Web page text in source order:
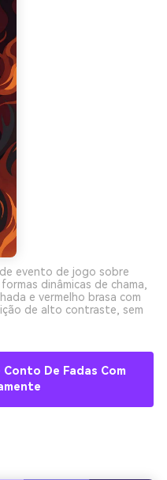
evento de jogo sobre
dinâmicas de chama,
e vermelho brasa com
de alto contraste, sem
De Fadas Com